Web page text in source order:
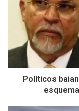
Políticos